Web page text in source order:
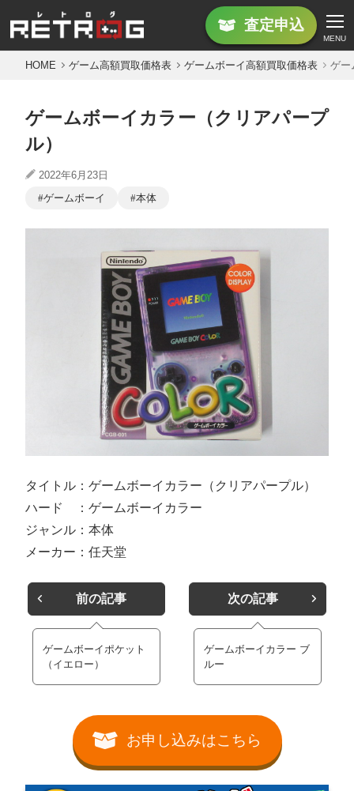
査定申込
MENU
HOME ゲーム高額買取価格表 ゲームボーイ高額買取価格表 ゲー
ゲームボーイカラー（クリアパープ
ル）
2022年6月23日
ゲームボーイ
本体
タイトル：ゲームボーイカラー（クリアパープル）
ハード ：ゲームボーイカラー
ジャンル：本体
メーカー：任天堂
前の記事
ゲームボーイポケット
（イエロー）
次の記事
ゲームボーイカラー ブ
ルー
お申し込みはこちら